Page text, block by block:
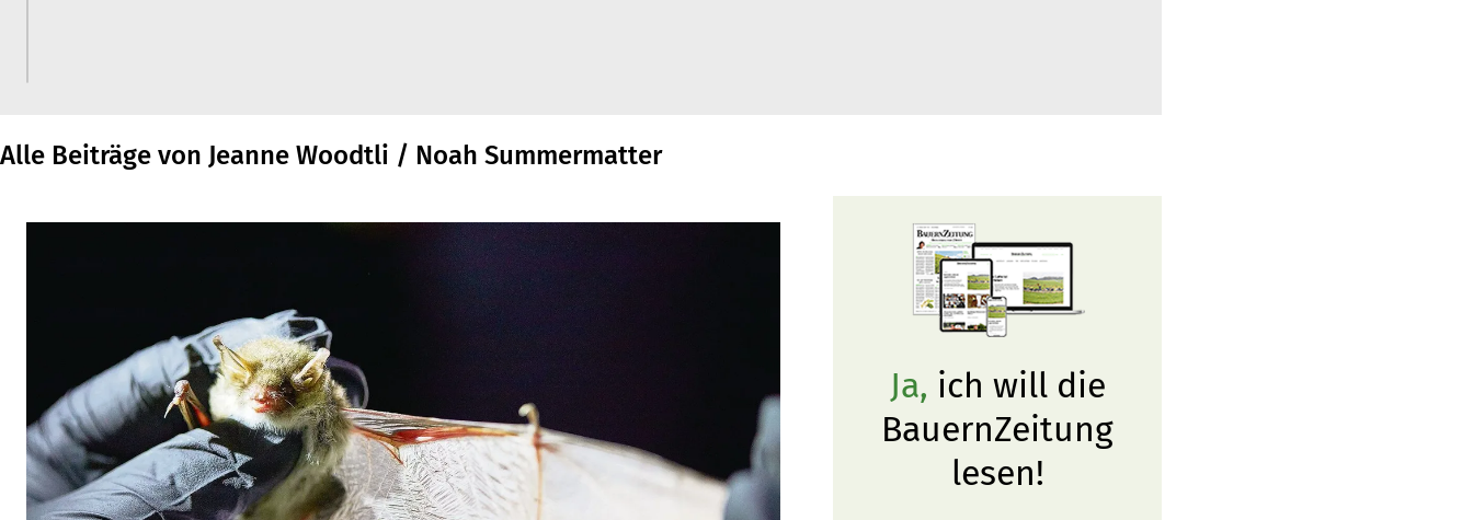
Alle Beiträge von Jeanne Woodtli / Noah Summermatter
Ja, ich will die
BauernZeitung
lesen!